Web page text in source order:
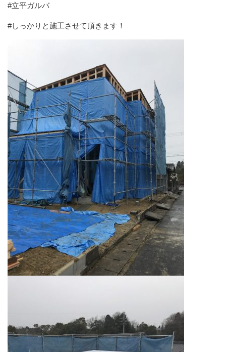
#立平ガルバ
#しっかりと施工させて頂きます！